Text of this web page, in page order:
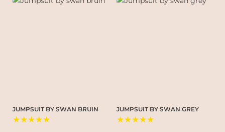
JUMPSUIT BY SWAN BRUIN
★★★★★
JUMPSUIT BY SWAN GREY
★★★★★